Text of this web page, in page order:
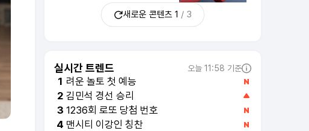
새로운 콘텐츠 1 / 3
실시간 트렌드 오늘 11:58 기준
1 려운 놀토 첫 예능
2 김민석 경선 승리
3 1236회 로또 당첨 번호
4 맨시티 이강인 칭찬